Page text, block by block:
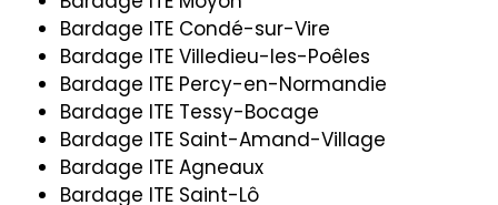
Bardage ITE Condé-sur-Vire
Bardage ITE Villedieu-les-Poêles
Bardage ITE Percy-en-Normandie
Bardage ITE Tessy-Bocage
Bardage ITE Saint-Amand-Village
Bardage ITE Agneaux
Bardage ITE Saint-Lô